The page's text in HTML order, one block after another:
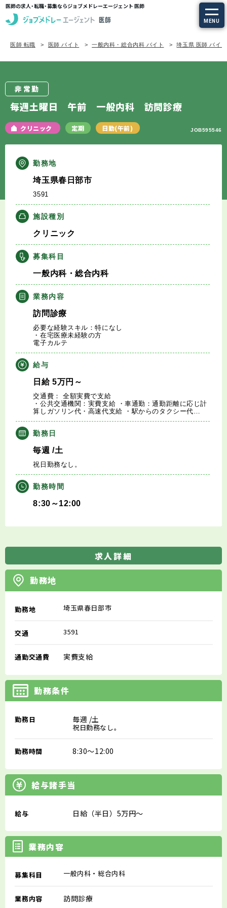
医師の求人・転職・募集ならジョブメドレーエージェント 医師
MENU
求人を探す
定期非常勤の求人
特集から探す
エージェントサービス
エージェントサービスTOP
サービスの流れ
キャリアアドバイザー紹介
医師の求人・転職Q&A
知りたい・聞きたい
転職成功事例
医師の転職マニュアル
データで見る医師の平均年収
医師に役立つ取材記事
大学医局紹介
医師 転職 医師 バイト 一般内科・総合内科 バイト 埼玉県 医師 バイト
非常勤
毎週土曜日 午前 一般内科 訪問診療
クリニック 定期 日勤(午前) JOB595546
勤務地
埼玉県春日部市
3591
施設種別
クリニック
募集科目
一般内科・総合内科
業務内容
訪問診療
必要な経験スキル：特になし
・在宅医療未経験の方
電子カルテ
給与
日給5万円 ～
交通費： 全額実費で支給
・公共交通機関：実費支給 ・車通勤：通勤距離に応じ計
算しガソリン代・高速代支給 ・駅からのタクシー代…
勤務日
毎週 /土
祝日勤務なし。
勤務時間
8:30～12:00
求人詳細
勤務地
勤務地 埼玉県春日部市
交通 3591
通勤交通費 実費支給
勤務条件
勤務日 毎週 /土
祝日勤務なし。
勤務時間 8:30～12:00
給与諸手当
給与 日給（半日）5万円～
業務内容
募集科目 一般内科・総合内科
業務内容 訪問診療